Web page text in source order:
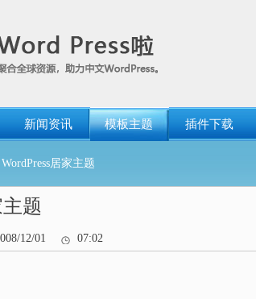
新闻资讯 模板主题 插件下载
居家主题
主题
12/01 07:02